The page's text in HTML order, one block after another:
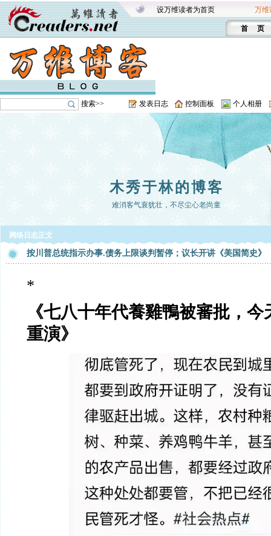
设万维读者为首页 万维
首 页
搜索>> 发表日志 控制面板 个人相册
木秀于林的博客
难消客气衰犹壮，不尽尘心老尚童
网络日志正文
按川普总统指示办事.债务上限谈判暂停；议长开讲《美国简史》
*
《七八十年代養雞鴨被審批，
重演》